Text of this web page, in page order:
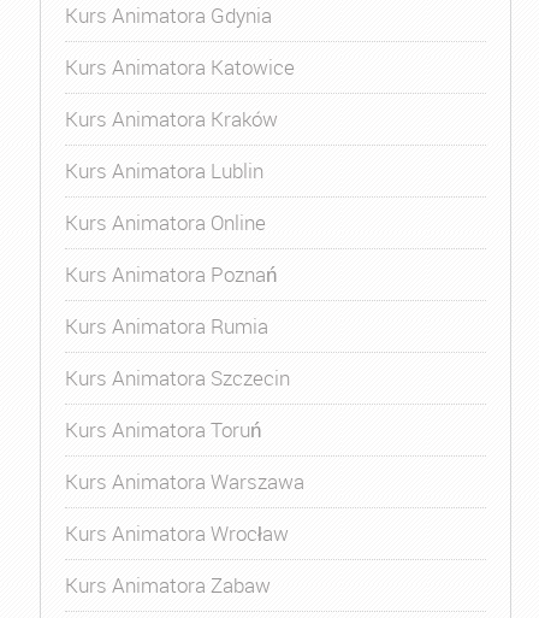
Kurs Animatora Gdynia
Kurs Animatora Katowice
Kurs Animatora Kraków
Kurs Animatora Lublin
Kurs Animatora Online
Kurs Animatora Poznań
Kurs Animatora Rumia
Kurs Animatora Szczecin
Kurs Animatora Toruń
Kurs Animatora Warszawa
Kurs Animatora Wrocław
Kurs Animatora Zabaw